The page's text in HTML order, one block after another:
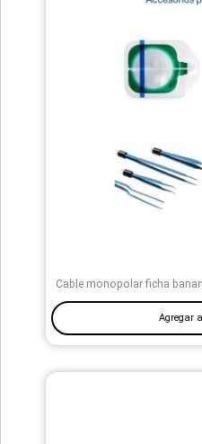
Cable monopolar ficha
Agregar